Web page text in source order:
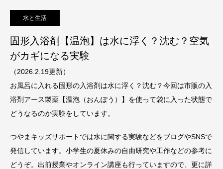
水と生活
固形入浴剤【温泡】は水に浮く？沈む？空気
がカギになる実験
（2026.2.19更新）
お風呂に入れる固形の入浴剤は水に浮く？沈む？今回は市販の入
浴剤アース製薬【温泡（おんぽう）】を使って袋に入った状態で
どうなるのか実験をしています。
つやまキッズサポートでは水に関する実験などをブログやSNSで
発信しています。小学生の夏休みの自由研究や工作などの参考に
どうぞ。出前授業やオンライン講座も行っていますので、更に詳